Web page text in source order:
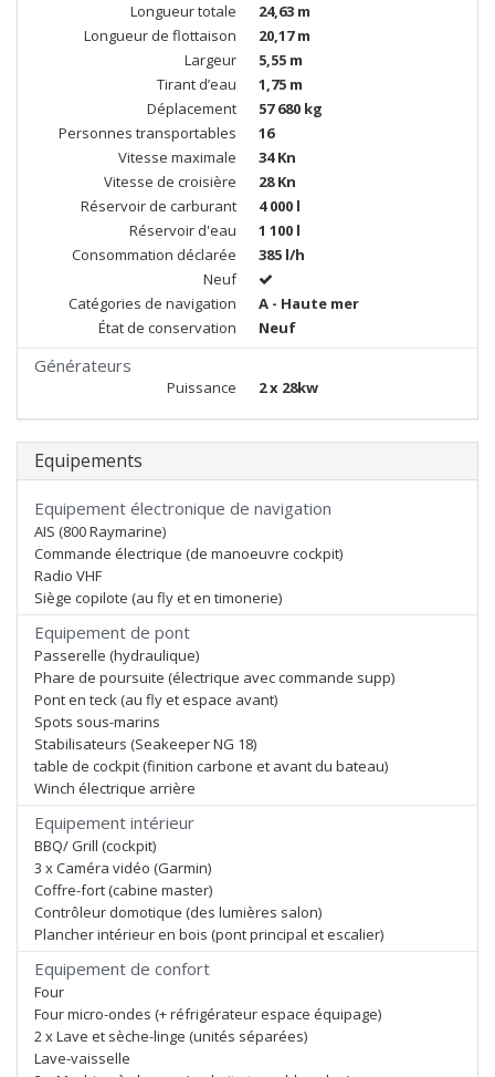
Longueur totale
24,63 m
Longueur de flottaison
20,17 m
Largeur
5,55 m
Tirant d’eau
1,75 m
Déplacement
57 680 kg
Personnes transportables
16
Vitesse maximale
34 Kn
Vitesse de croisière
28 Kn
Réservoir de carburant
4 000 l
Réservoir d'eau
1 100 l
Consommation déclarée
385 l/h
Neuf
Catégories de navigation
A - Haute mer
État de conservation
Neuf
Générateurs
Puissance 2 x 28kw
Equipements
Equipement électronique de navigation
AIS (800 Raymarine)
Commande électrique (de manoeuvre cockpit)
Radio VHF
Siège copilote (au fly et en timonerie)
Equipement de pont
Passerelle (hydraulique)
Phare de poursuite (électrique avec commande supp)
Pont en teck (au fly et espace avant)
Spots sous-marins
Stabilisateurs (Seakeeper NG 18)
table de cockpit (finition carbone et avant du bateau)
Winch électrique arrière
Equipement intérieur
BBQ/ Grill (cockpit)
3 x Caméra vidéo (Garmin)
Coffre-fort (cabine master)
Contrôleur domotique (des lumières salon)
Plancher intérieur en bois (pont principal et escalier)
Equipement de confort
Four
Four micro-ondes (+ réfrigérateur espace équipage)
2 x Lave et sèche-linge (unités séparées)
Lave-vaisselle